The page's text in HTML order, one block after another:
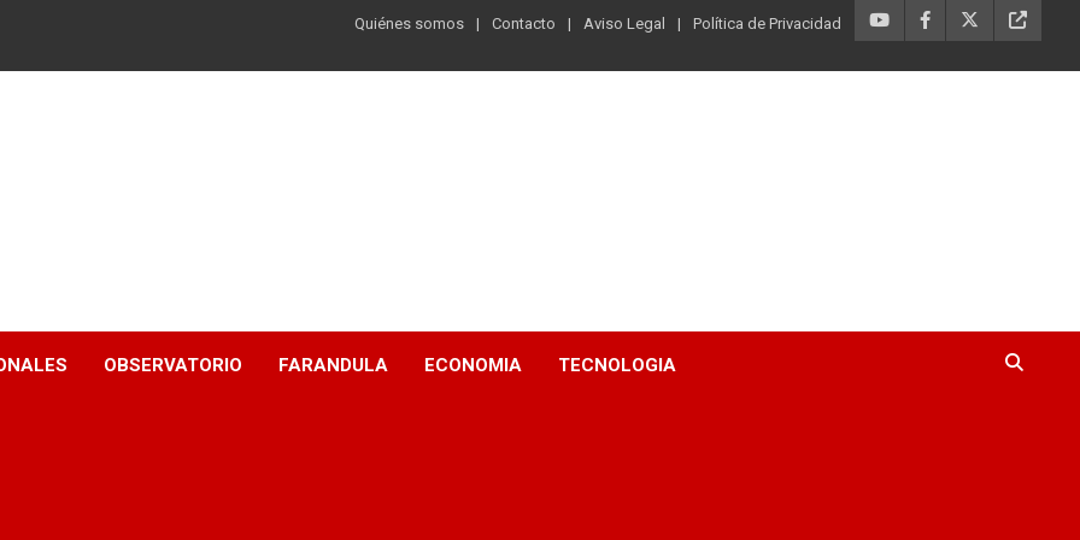
Quiénes somos Contacto Aviso Legal Política de Privacidad
OBSERVATORIO FARANDULA ECONOMIA TECNOLOGIA